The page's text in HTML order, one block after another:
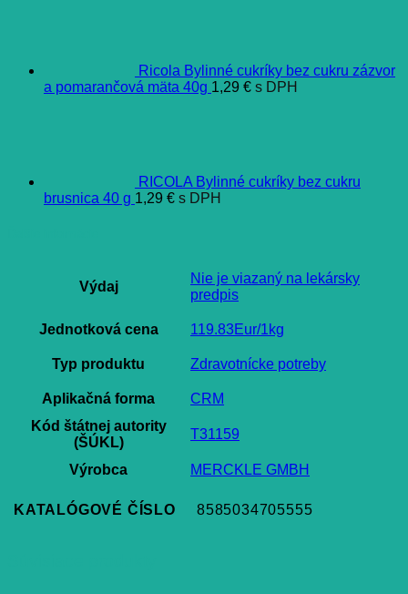
Ricola Bylinné cukríky bez cukru zázvor
a pomarančová mäta 40g 1,29 € s DPH
RICOLA Bylinné cukríky bez cukru
brusnica 40 g 1,29 € s DPH
Výdaj
Nie je viazaný na lekársky
predpis
Jednotková cena 119.83Eur/1kg
Typ produktu Zdravotnícke potreby
Aplikačná forma
CRM
Kód štátnej autority
(ŠÚKL)
T31159
Výrobca MERCKLE GMBH
KATALÓGOVÉ ČÍSLO 8585034705555